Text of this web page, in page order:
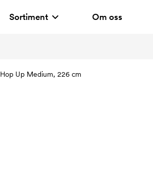
Sortiment Om oss
Hop Up Medium, 226 cm